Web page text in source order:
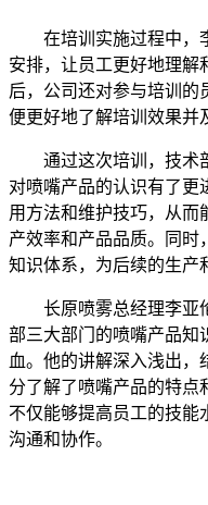
在培训实施过程中，
安排，让员工更好地理解
后，公司还对参与培训的
便更好地了解培训效果并
通过这次培训，技术
对喷嘴产品的认识有了更
用方法和维护技巧，从而
产效率和产品品质。同时
知识体系，为后续的生产
长原喷雾总经理李亚
部三大部门的喷嘴产品知
血。他的讲解深入浅出，
分了解了喷嘴产品的特点
不仅能够提高员工的技能
沟通和协作。